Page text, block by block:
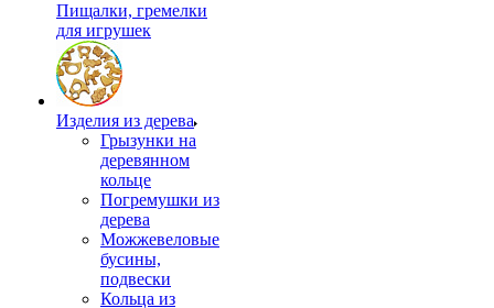
Пищалки, гремелки
для игрушек
Изделия из дерева
Грызунки на
деревянном
кольце
Погремушки из
дерева
Можжевеловые
бусины,
подвески
Кольца из